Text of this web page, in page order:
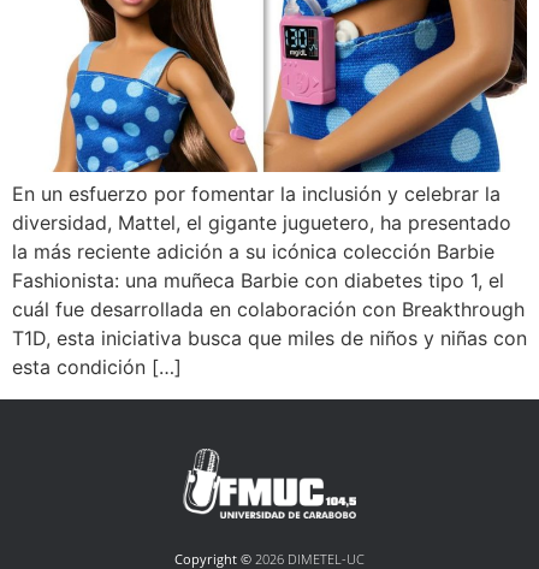
En un esfuerzo por fomentar la inclusión y celebrar la
diversidad, Mattel, el gigante juguetero, ha presentado
la más reciente adición a su icónica colección Barbie
Fashionista: una muñeca Barbie con diabetes tipo 1, el
cuál fue desarrollada en colaboración con Breakthrough
T1D, esta iniciativa busca que miles de niños y niñas con
esta condición […]
Copyright © 2026 DIMETEL-UC